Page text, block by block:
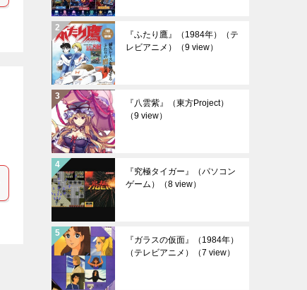
『ふたり鷹』（1984年）（テ
レビアニメ）
（9 view）
『八雲紫』（東方Project）
（9 view）
『究極タイガー』（パソコン
ゲーム）
（8 view）
『ガラスの仮面』（1984年）
（テレビアニメ）
（7 view）